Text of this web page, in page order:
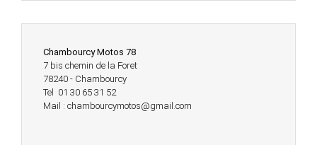
Chambourcy Motos 78
7 bis chemin de la Foret
78240 - Chambourcy
Tel 01 30 65 31 52
Mail : chambourcymotos@gmail.com